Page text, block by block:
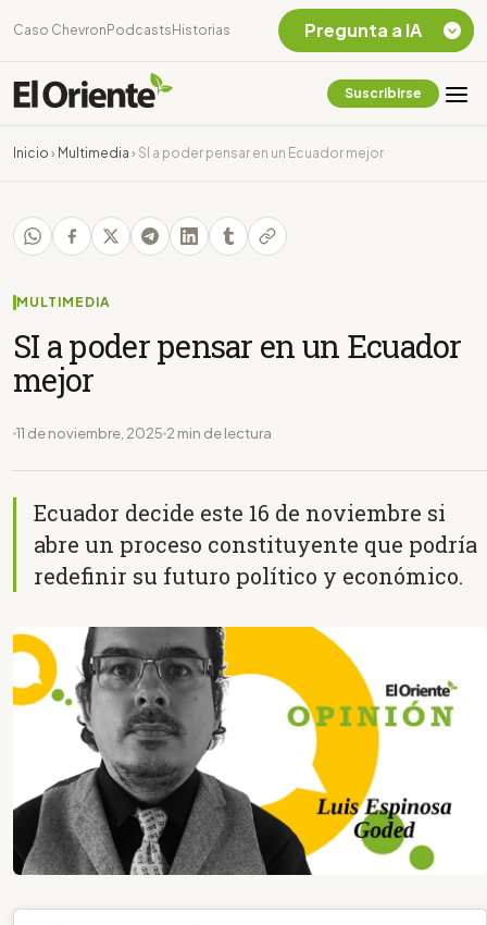
Caso Chevron Podcasts Historias
Suscribirse
Inicio › Multimedia › SI a poder pensar en un Ecuador mejor
MULTIMEDIA
SI a poder pensar en un Ecuador
mejor
11 de noviembre, 2025 2 min de lectura
Ecuador decide este 16 de noviembre si
abre un proceso constituyente que podría
redefinir su futuro político y económico.
Pregunta a IA
Chevron Ecuador